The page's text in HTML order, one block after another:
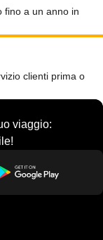
fino a un anno in
clienti prima o
viaggio: